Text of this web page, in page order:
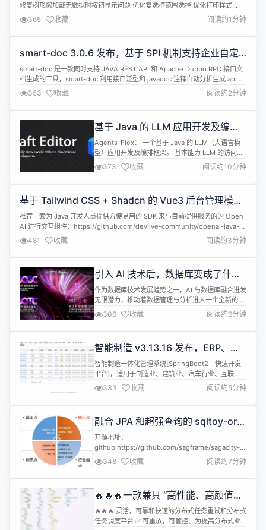
修复树形懒加载无数据时按钮显示问题 优化复选框范围选择 优化打印样式
column 参数 width 支持设置为 auto 自适应宽度 详情查看：
https://gitee.com/xuliangzhan_admin/vxe-table/releases/3....
365 收藏 阅读约1分钟
smart-doc 3.0.6 发布，基于 SPI 机制支持企业自定
义扩展解析内部框架
smart-doc 是一款同时支持 JAVA REST API 和 Apache Dubbo RPC 接口文
档生成的工具，smart-doc 利用接口泛型和 javadoc 注释自动分析生成 api 接
口文档，不采用任何注解侵入到业务代码中。只需要在项目中引入 smart-doc
提供的 maven 或者是 gradle 插件，然后按照规范写好 javado...
353 收藏 阅读约2分钟
基于 Java 的 LLM 应用开发及编排
框架，Agents-Flex beta.8 发布
Agents-Flex： 一个基于 Java 的 LLM（大语言模
型）应用开发及编排框架。 基本能力 LLM 的访问能
力 Prompt、Prompt Template 定义加载的能力
Function Calling 定义、调用和执行等能力 记忆的
能力（Memory） Embedding Vector Store 文档
373 收藏 阅读约10分钟
基于 Tailwind CSS + Shadcn 的 Vue3 后台管理模版
2024.0.6 发布
推荐一套为 Java 开发人员提供方便易用的 SDK 来与目前提供服务的的 Open
AI 进行交互组件：https://github.com/devlive-community/openai-java-
sdk 推荐一套功能强大的开源数据中台系统：https://github.com/devlive-
community/datacap Shadcn UI V...
481 收藏 阅读约3分钟
引入 AI 技术后，数据库变成了什么
样？
作为数据库技术发展趋势之一，AI 与数据库融合迸发
无限潜力，推动着数据管理与分析进入一个全新的时
代。当前，一些数据库厂商已经开始融合 AI 技术来
增强其数据管理和处理能力，用于自动化的数据库调
优、预测性维护、智能查询优化、模式识别以及更高
的前沿道路上，不得不去思考：当数据库遇上 AI，两
者的结合会激发出怎样...
306 收藏 阅读约6分钟
智能制造 v3.13.16 发布，ERP、
MES 更新
智能制造一体化管理系统[SpringBoot2 - 快速开发
平台]，适用于制造业、建筑业、汽车行业、互联
网、教育、政府机关等机构的管理。包含文件在线操
作、工作日志、多班次考勤、CRM、ERP 进销存、
项目管理、EHR、拖拽式生成问卷、日程、笔记、工
公告模块、企业论坛、云售后模块、生产模块、系统
模块化同步模块等多种...
333 收藏 阅读约5分钟
融合 JPA 和超强查询的 sqltoy-orm
5.6.11 发版，增加对 mogdb 支持
开源地址：
github:https://github.com/sagframe/sagacity-
sqltoy
gitee:https://gitee.com/sagacity/sagacity-
sqltoy idea 插件 (可直接在 idea 中检索安
plugin sql...
348 收藏 阅读约7分钟
🔥🔥🔥一款兼具 “高性能、高颜值、
高活跃” 的分布式任务调度与重试平
台 1.1.0 发布
🔥🔥🔥 灵活，可靠和快速的分布式任务重试和分布式
任务调度平台 ✅️ 可重放，可管控、为提高分布式业